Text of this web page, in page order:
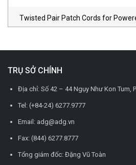
Twisted Pair Patch Cords for
TRỤ SỞ CHÍNH
Địa chỉ: Số 42 – 44 Ngụy Như Kon Tum,
Tel: (+84-24) 6277.9777
Email: adg@adg.vn
Fax: (844) 6277.8777
Tổng giám đốc: Đặng Vũ Toàn